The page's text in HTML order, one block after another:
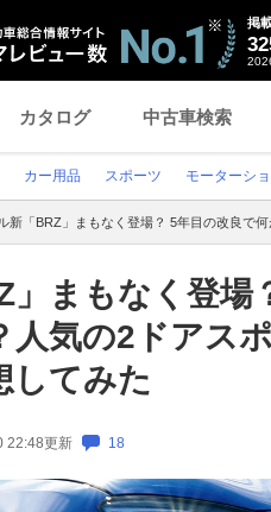
掲
カタログ 中古車検索
カー用品 スポーツ モーターシ
新「BRZ」まもなく登場？ 5年目の改良で
」まもなく登場
人気の2ドアス
してみた
22:48更新 18